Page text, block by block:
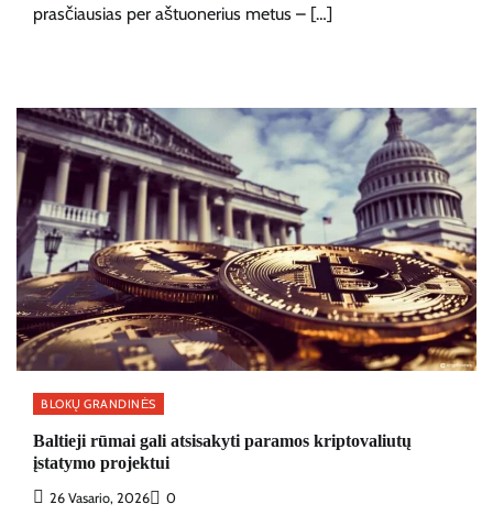
prasčiausias per aštuonerius metus – […]
BLOKŲ GRANDINĖS
Baltieji rūmai gali atsisakyti paramos kriptovaliutų
įstatymo projektui
26 Vasario, 2026 0